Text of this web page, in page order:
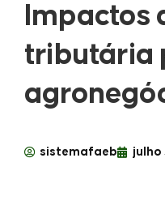
Impactos
tributária
sistemafaeb julho